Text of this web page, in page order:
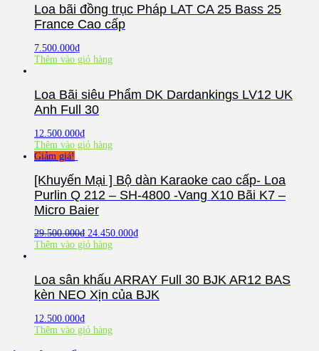
Loa bãi đồng trục Pháp LAT CA 25 Bass 25
France Cao cấp
7.500.000₫
Thêm vào giỏ hàng
Loa Bãi siêu Phẩm DK Dardankings LV12 UK
Anh Full 30
12.500.000₫
Thêm vào giỏ hàng
Giảm giá!
[Khuyến Mại ] Bộ dàn Karaoke cao cấp- Loa
Purlin Q 212 – SH-4800 -Vang X10 Bãi K7 –
Micro Baier
29.500.000₫ 24.450.000₫
Thêm vào giỏ hàng
Loa sân khấu ARRAY Full 30 BJK AR12 BAS
kèn NEO Xịn của BJK
12.500.000₫
Thêm vào giỏ hàng